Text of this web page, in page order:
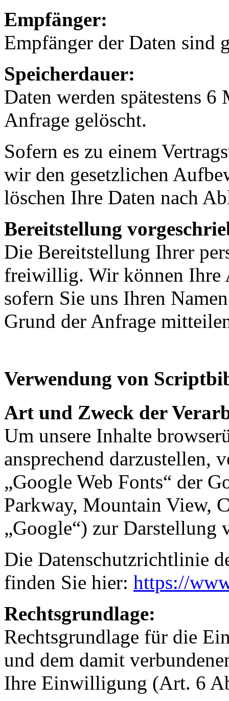
Empfänger:
Empfänger der Daten sind
Speicherdauer:
Daten werden spätestens
Anfrage gelöscht.
Sofern es zu einem
wir den gesetzlichen
löschen Ihre Daten nach
Bereitstellung
Die Bereitstellung Ihrer
freiwillig. Wir können Ihre
sofern Sie uns Ihren
Grund der Anfrage
Verwendung von
Art und Zweck der
Um unsere Inhalte
ansprechend darzustellen,
„Google Web Fonts“ der
Parkway, Mountain View,
„Google“) zur Darstellung
Die Datenschutzrichtlinie
finden Sie hier: https://
Rechtsgrundlage:
Rechtsgrundlage für die
und dem damit
Ihre Einwilligung (Art. 6